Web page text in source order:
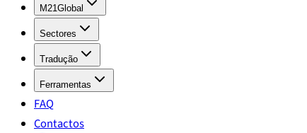
M21Global
Sectores
Tradução
Ferramentas
FAQ
Contactos